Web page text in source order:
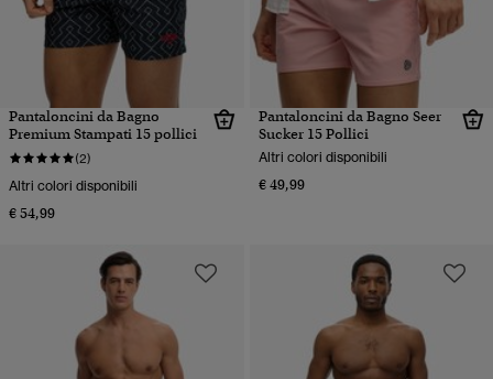
Pantaloncini da Bagno
Premium Stampati 15 pollici
(2)
Altri colori disponibili
€ 54,99
Pantaloncini da Bagno Seer
Sucker 15 Pollici
Altri colori disponibili
€ 49,99